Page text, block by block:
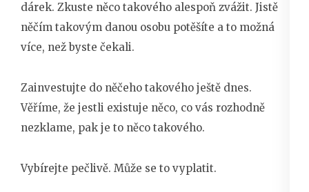
dárek. Zkuste něco takového alespoň zvážit. Jistě
něčím takovým danou osobu potěšíte a to možná
více, než byste čekali.
Zainvestujte do něčeho takového ještě dnes.
Věříme, že jestli existuje něco, co vás rozhodně
nezklame, pak je to něco takového.
Vybírejte pečlivě. Může se to vyplatit.